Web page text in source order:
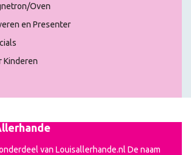
Oven
en Presenter
Kinderen
van Louisallerhande.nl De naam